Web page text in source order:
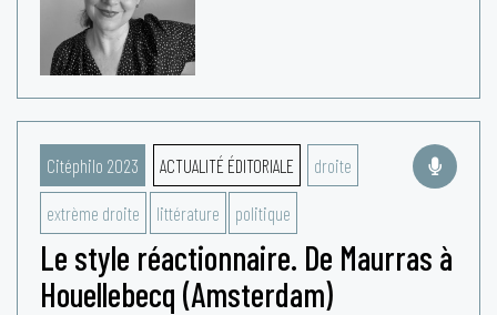
Citéphilo 2023 ACTUALITÉ ÉDITORIALE droite
extrème droite littérature politique
Le style réactionnaire. De Maurras à
Houellebecq (Amsterdam)